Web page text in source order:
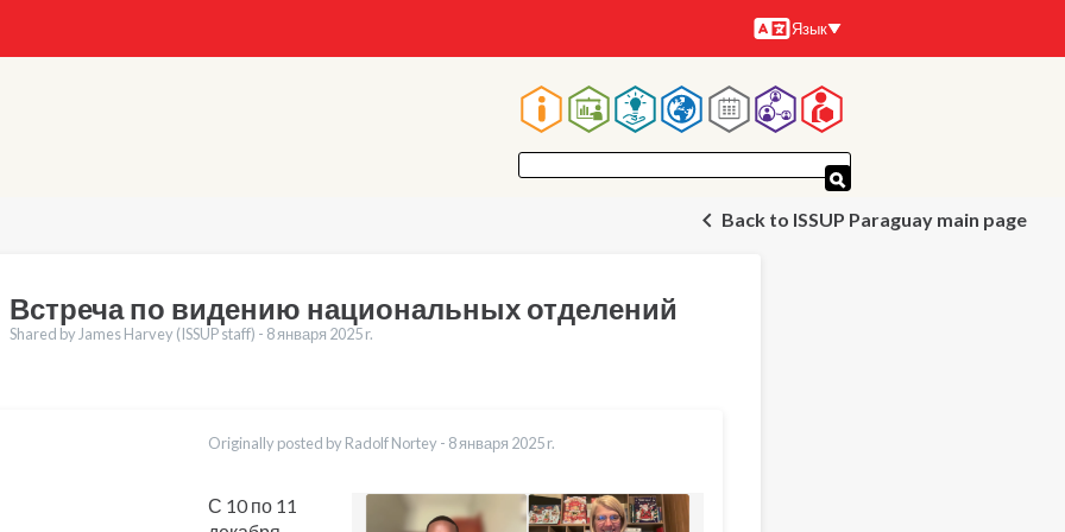
Языки
Язык
Основная
навигацияBack to ISSUP Paraguay main page
Встреча по видению национальных отделений
Shared by James Harvey (ISSUP staff) - 8 января 2025 r.
Originally posted by Radolf Nortey - 8 января 2025 r.
С 10 по 11